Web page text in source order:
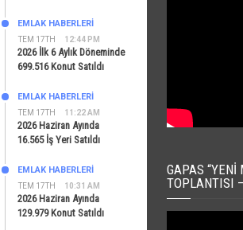
TEM 17TH 12:44 PM
EMLAK HABERLERI
2026 İlk 6 Aylık Döneminde
699.516 Konut Satıldı
TEM 17TH 11:22 AM
EMLAK HABERLERI
2026 Haziran Ayında
16.565 İş Yeri Satıldı
TEM 17TH 10:31 AM
EMLAK HABERLERI
2026 Haziran Ayında
129.979 Konut Satıldı
GAPAS
TOPLANTISI